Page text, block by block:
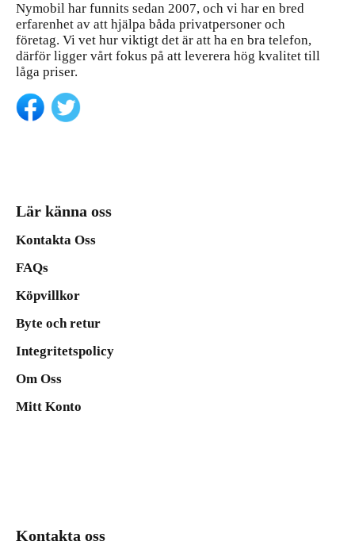
Nymobil har funnits sedan 2007, och vi har en bred
erfarenhet av att hjälpa båda privatpersoner och
företag. Vi vet hur viktigt det är att ha en bra telefon,
därför ligger vårt fokus på att leverera hög kvalitet till
låga priser.
Lär känna oss
Kontakta Oss
FAQs
Köpvillkor
Byte och retur
Integritetspolicy
Om Oss
Mitt Konto
Kontakta oss